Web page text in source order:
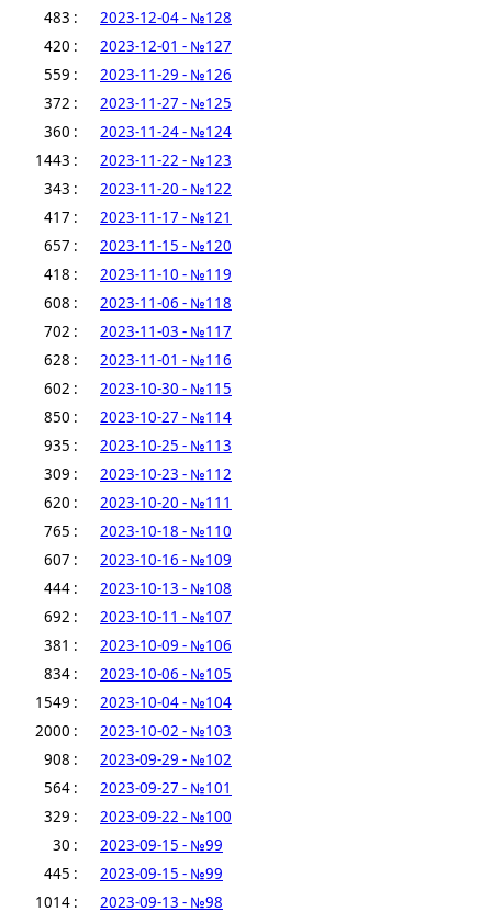
483 :
2023-12-04 - №128
420 :
2023-12-01 - №127
559 :
2023-11-29 - №126
372 :
2023-11-27 - №125
360 :
2023-11-24 - №124
1443 :
2023-11-22 - №123
343 :
2023-11-20 - №122
417 :
2023-11-17 - №121
657 :
2023-11-15 - №120
418 :
2023-11-10 - №119
608 :
2023-11-06 - №118
702 :
2023-11-03 - №117
628 :
2023-11-01 - №116
602 :
2023-10-30 - №115
850 :
2023-10-27 - №114
935 :
2023-10-25 - №113
309 :
2023-10-23 - №112
620 :
2023-10-20 - №111
765 :
2023-10-18 - №110
607 :
2023-10-16 - №109
444 :
2023-10-13 - №108
692 :
2023-10-11 - №107
381 :
2023-10-09 - №106
834 :
2023-10-06 - №105
1549 :
2023-10-04 - №104
2000 :
2023-10-02 - №103
908 :
2023-09-29 - №102
564 :
2023-09-27 - №101
329 :
2023-09-22 - №100
30 :
2023-09-15 - №99
445 :
2023-09-15 - №99
1014 :
2023-09-13 - №98